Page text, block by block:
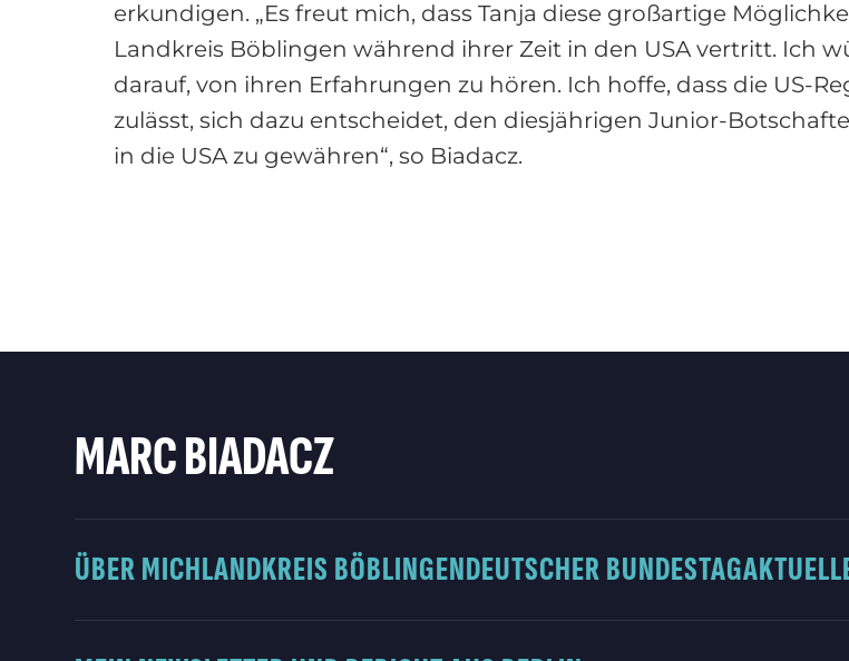
erkundigen. „Es freut mich, dass Tanja diese großartige
Landkreis Böblingen während ihrer Zeit in den USA vertritt. Ich
darauf, von ihren Erfahrungen zu hören. Ich hoffe, dass die US-
zulässt, sich dazu entscheidet, den diesjährigen Junior-
in die USA zu gewähren“, so Biadacz.
MARC BIADACZ
ÜBER MICHLANDKREIS BÖBLINGENDEUTSCHER BUNDESTAG